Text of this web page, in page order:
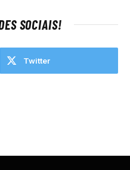
SOCIAIS!
Twitter